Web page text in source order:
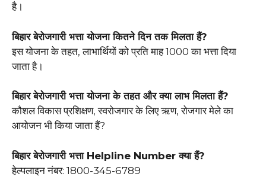
है।
बिहार बेरोजगारी भत्ता योजना कितने दिन तक मिलता हैं?
इस योजना के तहत, लाभार्थियों को प्रति माह ₹1000 का भत्ता दिया
जाता है।
बिहार बेरोजगारी भत्ता योजना के तहत और क्या लाभ मिलता हैं?
कौशल विकास प्रशिक्षण, स्वरोजगार के लिए ऋण, रोजगार मेले का
आयोजन भी किया जाता हैं?
बिहार बेरोजगारी भत्ता Helpline Number क्या हैं?
हेल्पलाइन नंबर: 1800-345-6789